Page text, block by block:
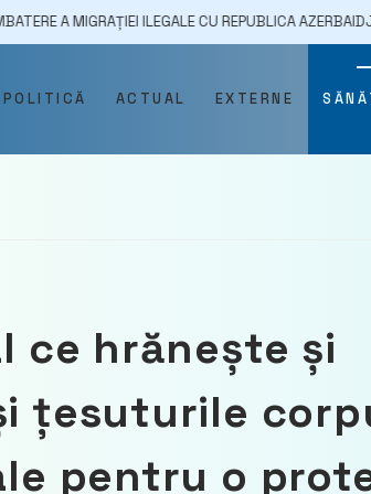
ILEGALE CU REPUBLICA AZERBAIDJAN
POLITICĂ ACTUAL EXTERNE
ce hrănește și
țesuturile
pentru o